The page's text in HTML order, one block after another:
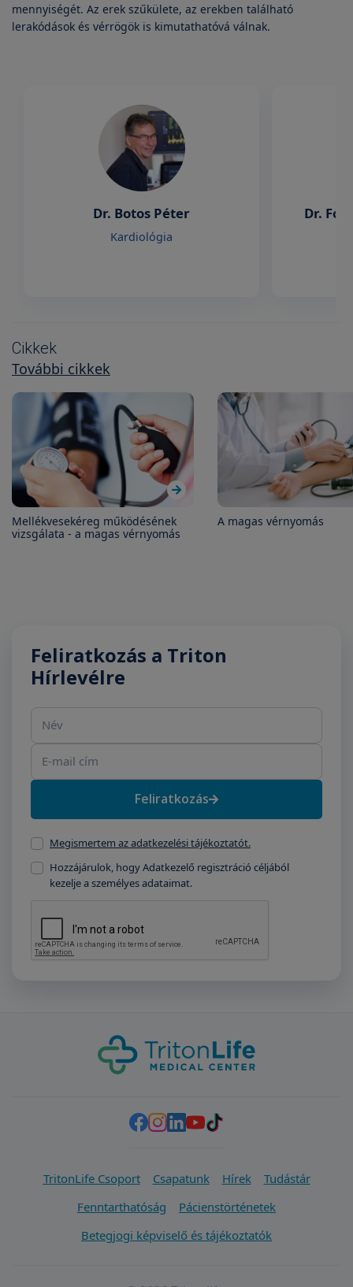
mennyiségét. Az erek szűkülete, az erekben található
lerakódások és vérrögök is kimutathatóvá válnak.
Dr. Botos Péter
Kardiológia
Dr.
Cikkek
További cikkek
Mellékvesekéreg működésének
vizsgálata - a magas vérnyomás
A magas vérnyomás
Feliratkozás a Triton
Hírlevélre
Név
E-mail cím
Feliratkozás
Megismertem az adatkezelési tájékoztatót.
Hozzájárulok, hogy Adatkezelő regisztráció céljából
kezelje a személyes adataimat.
TritonLife Csoport Csapatunk Hírek
Tudástár
Fenntarthatóság
Pácienstörténetek
Betegjogi képviselő és tájékoztatók